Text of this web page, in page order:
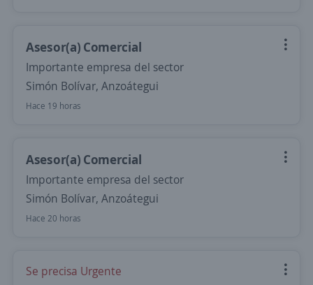
Asesor(a) Comercial
Importante empresa del sector
Simón Bolívar, Anzoátegui
Hace 19 horas
Asesor(a) Comercial
Importante empresa del sector
Simón Bolívar, Anzoátegui
Hace 20 horas
Se precisa Urgente